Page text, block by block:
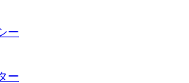
ー
ー